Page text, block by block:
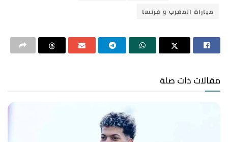
مباراة المغرب و فرنسا
مقالات ذات صلة